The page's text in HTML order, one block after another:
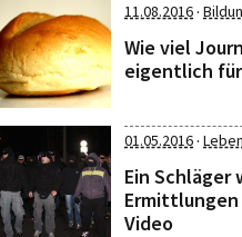
11.08.2016·
Wie viel
eigentlich
01.05.2016· Leben
Ein
Video